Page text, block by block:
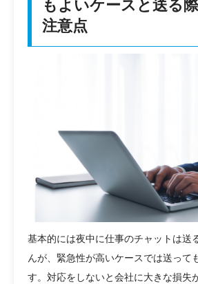
もよいケースと送る
注意点
基本的には夜中に仕事のチャットは送
んが、緊急性が高いケースでは送って
す。対応をしないと会社に大きな損失